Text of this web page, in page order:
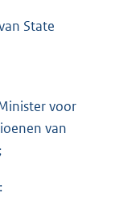
State
voor
van